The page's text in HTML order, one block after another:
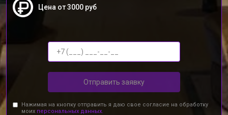
Цена от 3000 руб
Отправить заявку
Нажимая на кнопку отправить я даю свое согласие на обработку
моих персональных данных.